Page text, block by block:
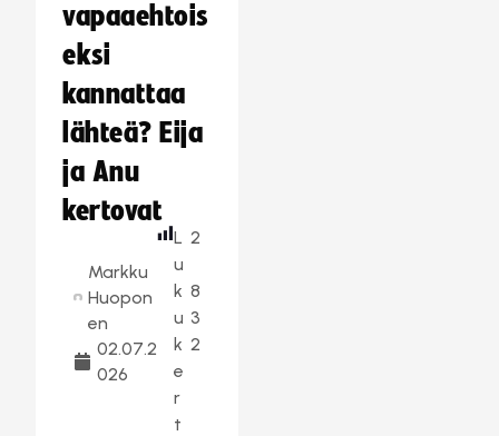
vapaaehtois
eksi
kannattaa
lähteä? Eija
ja Anu
kertovat
Markku
Huopon
en
02.07.2
026
L
u
k
u
k
e
r
t
2
8
3
2